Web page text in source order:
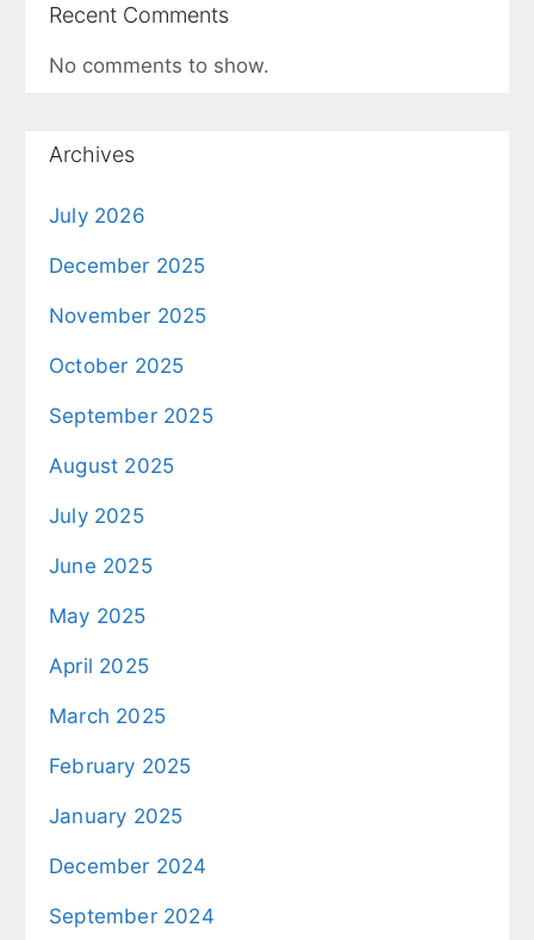
Recent Comments
No comments to show.
Archives
July 2026
December 2025
November 2025
October 2025
September 2025
August 2025
July 2025
June 2025
May 2025
April 2025
March 2025
February 2025
January 2025
December 2024
September 2024